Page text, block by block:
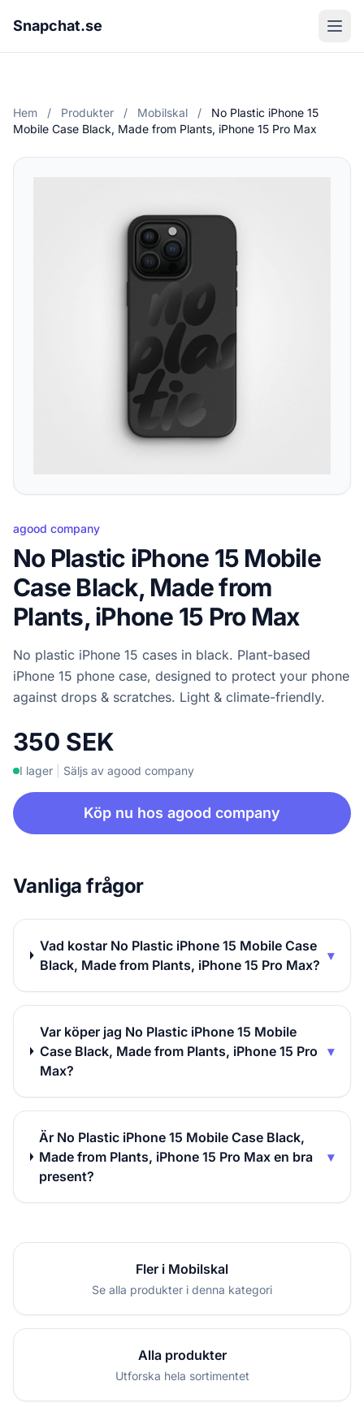
Snapchat.se
Hem / Produkter / Mobilskal /
No Plastic iPhone 15
Mobile Case Black, Made from Plants, iPhone 15 Pro Max
agood company
No Plastic iPhone 15 Mobile
Case Black, Made from
Plants, iPhone 15 Pro Max
No plastic iPhone 15 cases in black. Plant-based
iPhone 15 phone case, designed to protect your phone
against drops & scratches. Light & climate-friendly.
350 SEK
I lager Säljs av agood company
Köp nu hos agood company
Vanliga frågor
Vad kostar No Plastic iPhone 15 Mobile Case
Black, Made from Plants, iPhone 15 Pro Max?
▾
Var köper jag No Plastic iPhone 15 Mobile
Case Black, Made from Plants, iPhone 15 Pro
Max?
▾
Är No Plastic iPhone 15 Mobile Case Black,
Made from Plants, iPhone 15 Pro Max en bra
present?
▾
Fler i Mobilskal
Se alla produkter i denna kategori
Alla produkter
Utforska hela sortimentet